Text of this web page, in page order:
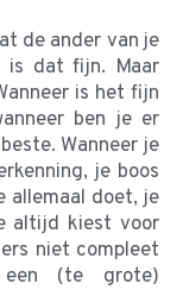
de ander van je
is dat fijn. Maar
is het fijn
ben je er
Wanneer je
je boos
allemaal doet, je
altijd kiest voor
niet compleet
(te grote)